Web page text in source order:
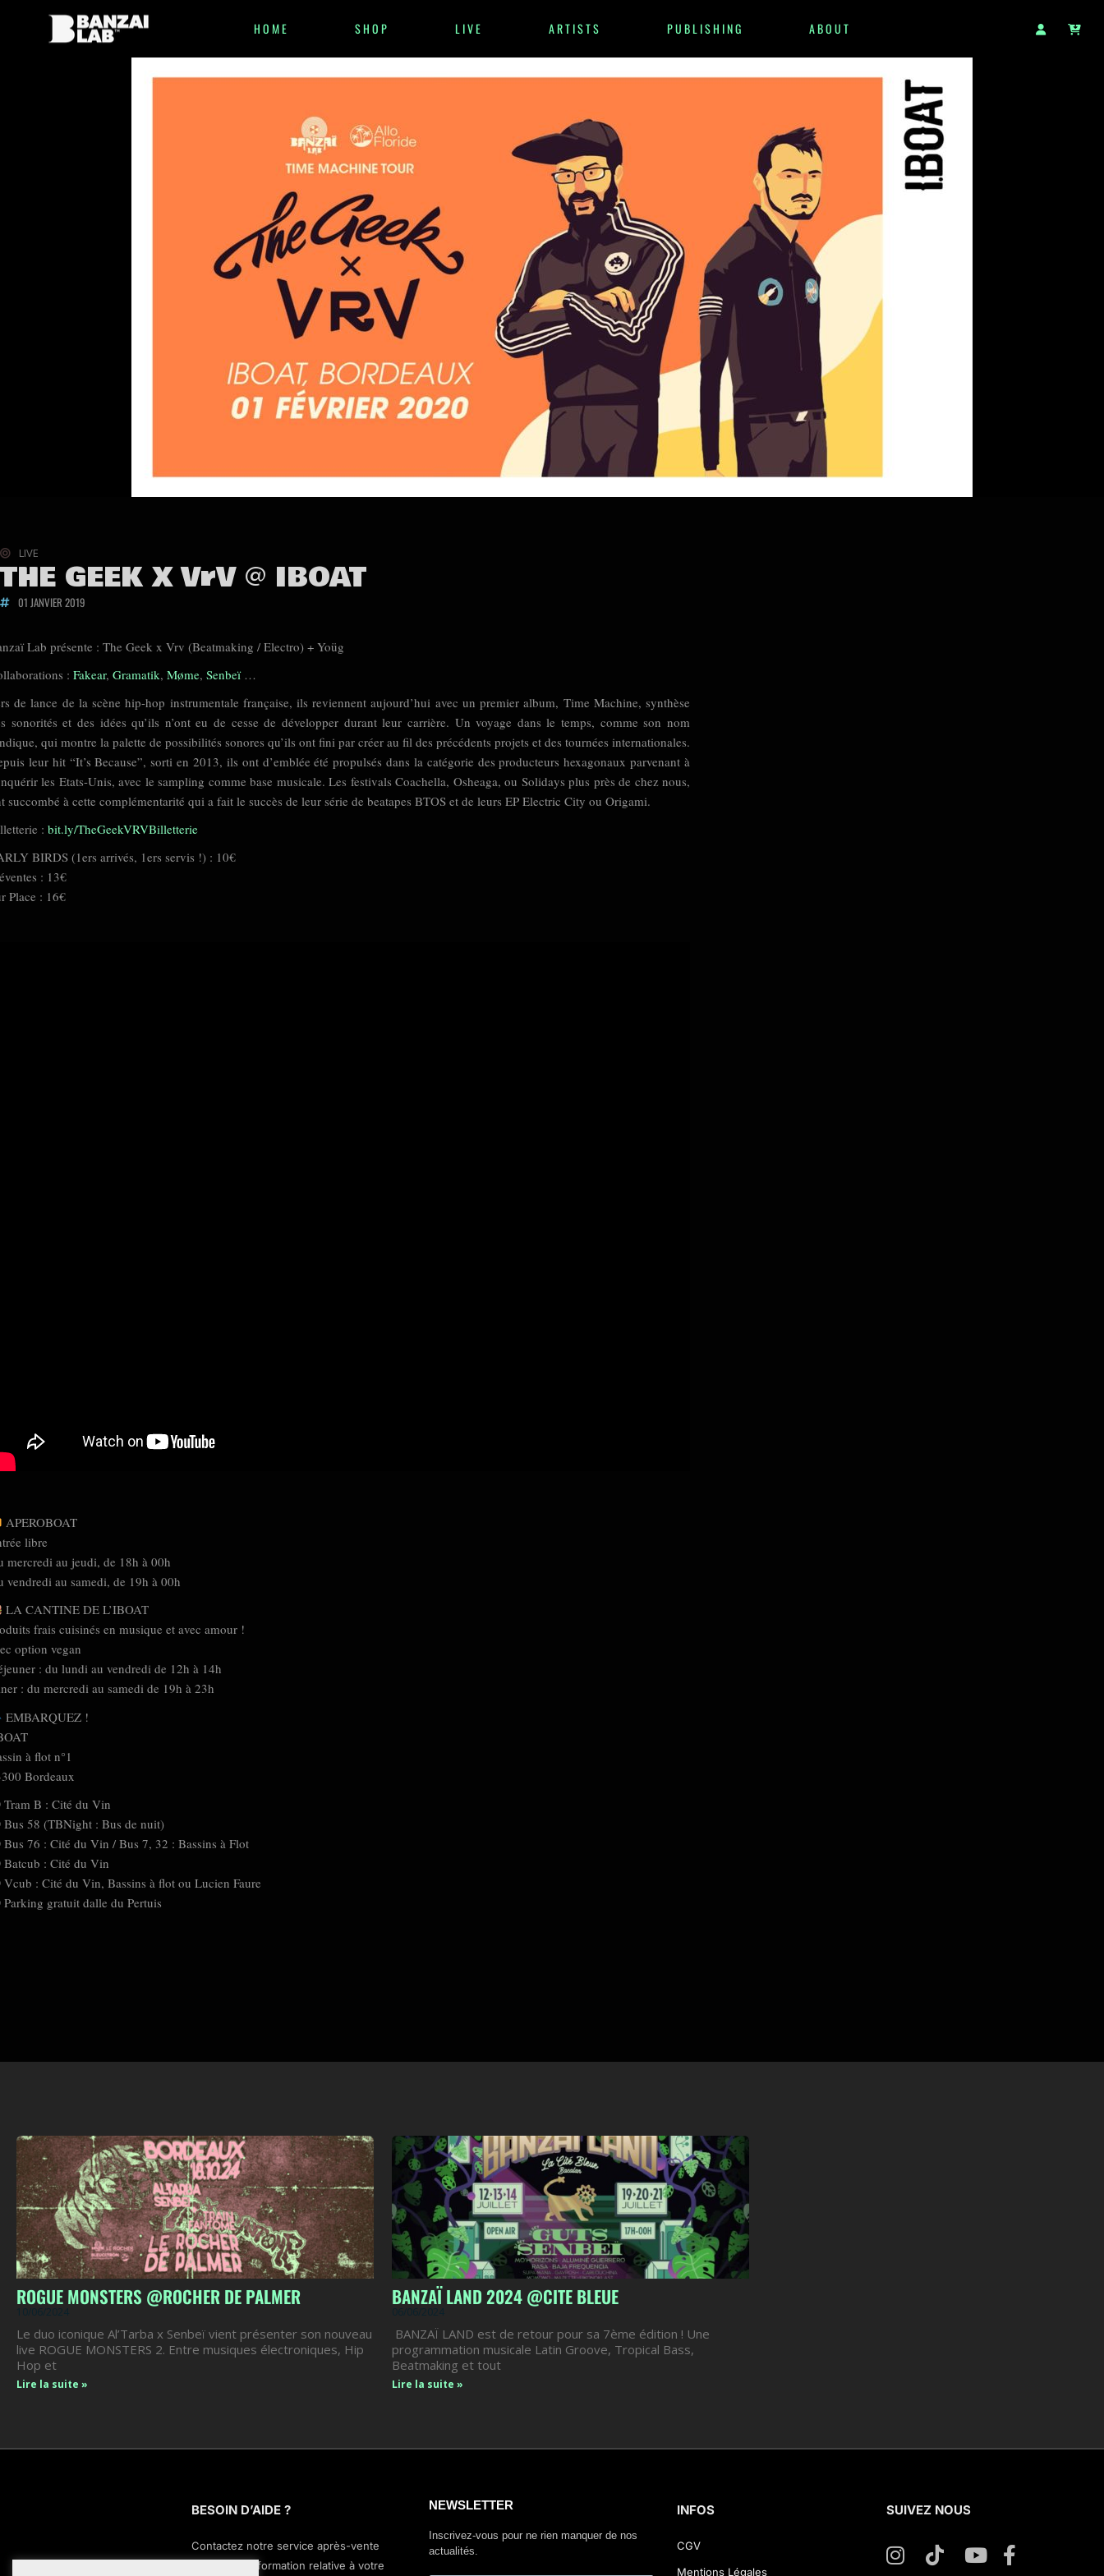
HOME SHOP LIVE ARTISTS PUBLISHING ABOUT
LIVE
THE GEEK X VrV @ IBOAT
01 JANVIER 2019
Lab présente : The Geek x Vrv (Beatmaking / Electro) + Yoüg
: Fakear, Gramatik, Møme, Senbeï…
de lance de la scène hip-hop instrumentale française, ils reviennent aujourd’hui avec un premier album, Time Machine, synthèse
sonorités et des idées qu’ils n’ont eu de cesse de développer durant leur carrière. Un voyage dans le temps, comme son nom
qui montre la palette de possibilités sonores qu’ils ont fini par créer au fil des précédents projets et des tournées internationales.
leur hit “It’s Because”, sorti en 2013, ils ont d’emblée été propulsés dans la catégorie des producteurs hexagonaux parvenant à
les Etats-Unis, avec le sampling comme base musicale. Les festivals Coachella, Osheaga, ou Solidays plus près de chez nous,
succombé à cette complémentarité qui a fait le succès de leur série de beatapes BTOS et de leurs EP Electric City ou Origami.
: bit.ly/TheGeekVRVBilletterie
BIRDS (1ers arrivés, 1ers servis !) : 10€
: 13€
Place : 16€
APEROBOAT
libre
mercredi au jeudi, de 18h à 00h
vendredi au samedi, de 19h à 00h
LA CANTINE DE L’IBOAT
frais cuisinés en musique et avec amour !
option vegan
: du lundi au vendredi de 12h à 14h
: du mercredi au samedi de 19h à 23h
EMBARQUEZ !
à flot n°1
Bordeaux
B : Cité du Vin
58 (TBNight : Bus de nuit)
76 : Cité du Vin / Bus 7, 32 : Bassins à Flot
: Cité du Vin
: Cité du Vin, Bassins à flot ou Lucien Faure
gratuit dalle du Pertuis
ROGUE MONSTERS @ROCHER DE PALMER
10/06/2024
Le duo iconique Al’Tarba x Senbeï vient présenter son nouveau
live ROGUE MONSTERS 2. Entre musiques électroniques, Hip
Hop et
Lire la suite »
BANZAÏ LAND 2024 @CITE BLEUE
06/06/2024
BANZAÏ LAND est de retour pour sa 7ème édition ! Une
programmation musicale Latin Groove, Tropical Bass,
Beatmaking et tout
Lire la suite »
BESOIN D’AIDE ?
Contactez notre service après-vente
pour toute information relative à votre
NEWSLETTER
Inscrivez-vous pour ne rien manquer de nos
actualités.
INFOS
CGV
Mentions Légales
SUIVEZ NOUS